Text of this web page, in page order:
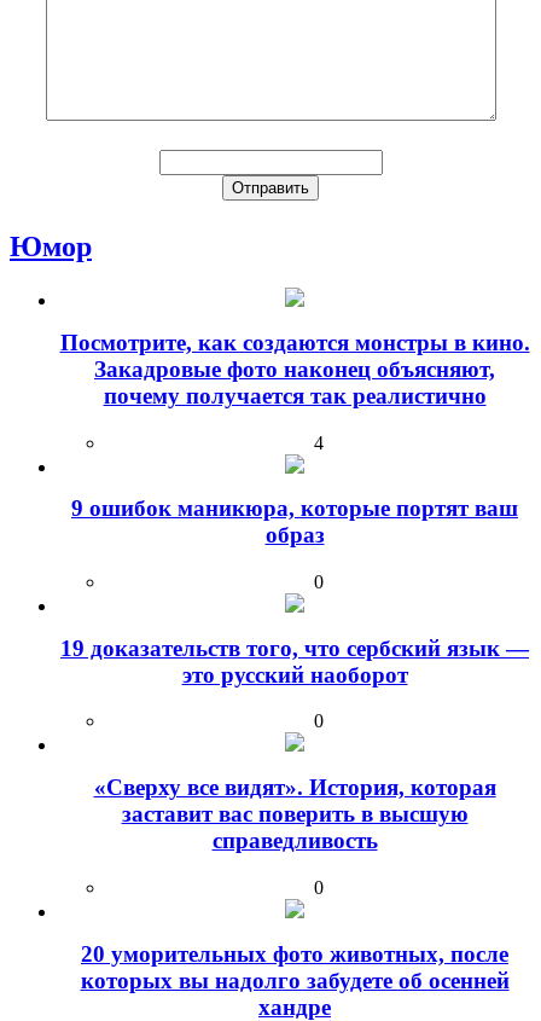
Юмор
Посмотрите, как создаются монстры в кино.
Закадровые фото наконец объясняют,
почему получается так реалистично
4
9 ошибок маникюра, которые портят ваш
образ
0
19 доказательств того, что сербский язык —
это русский наоборот
0
«Сверху все видят». История, которая
заставит вас поверить в высшую
справедливость
0
20 уморительных фото животных, после
которых вы надолго забудете об осенней
хандре